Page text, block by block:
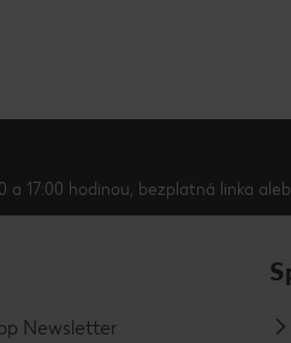
17:00 hodinou, bezplatná linka
Newsletter